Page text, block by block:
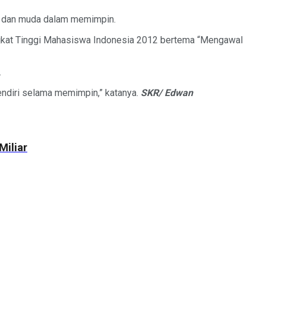
muda dalam memimpin.
Tinggi Mahasiswa Indonesia 2012 bertema “Mengawal
selama memimpin,” katanya. SKR/ Edwan